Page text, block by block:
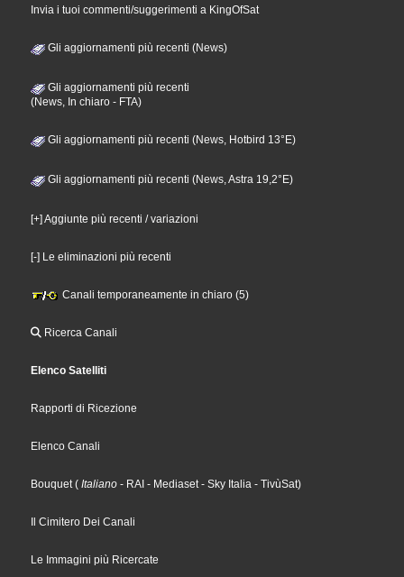
Invia i tuoi commenti/suggerimenti a KingOfSat
Gli aggiornamenti più recenti (News)
Gli aggiornamenti più recenti
(News, In chiaro - FTA)
Gli aggiornamenti più recenti (News, Hotbird 13°E)
Gli aggiornamenti più recenti (News, Astra 19,2°E)
[+] Aggiunte più recenti / variazioni
[-] Le eliminazioni più recenti
Canali temporaneamente in chiaro (5)
Ricerca Canali
Elenco Satelliti
Rapporti di Ricezione
Elenco Canali
Bouquet( Italiano - RAI - Mediaset- Sky Italia - TivùSat)
Il Cimitero Dei Canali
Le Immagini più Ricercate